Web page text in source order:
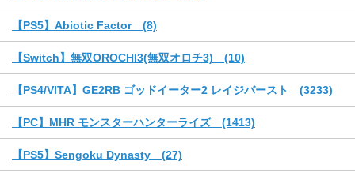
【PS5】Abiotic Factor (8)
【Switch】無双OROCHI3(無双オロチ3) (10)
【PS4/VITA】GE2RB ゴッドイーター2 レイジバースト (3233)
【PC】MHR モンスターハンターライズ (1413)
【PS5】Sengoku Dynasty (27)